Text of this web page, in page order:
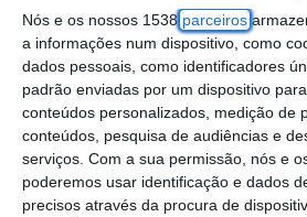
Nós e os nossos 1538parceiros
a informações num dispositivo, como
dados pessoais, como identificadores
padrão enviadas por um dispositivo
conteúdos personalizados, medição de
conteúdos, pesquisa de audiências e
serviços. Com a sua permissão, nós e
poderemos usar identificação e dados
precisos através da procura de
O ministro da Economia e
Territorial, Manuel Castro
hoje “ajustamentos” no
combustíveis, após uma